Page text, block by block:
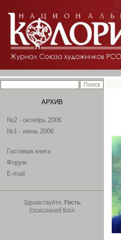
АРХИВ
№2 - октябрь 2006
№1 - июнь 2006
Гостевая книга
Форум
E-mail
Здравствуйте, Гость
Регистрация| Вход